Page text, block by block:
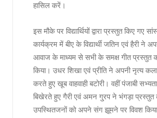
हासिल करें।
इस मौके पर विद्यार्थियों द्वारा प्रस्तुत किए गए
कार्यक्रम में बीए के विद्यार्थी जतिन एवं हैरी ने
आवाज के माध्यम से सभी के समक्ष गीत प्रस्तुत
किया। उधर शिखा एवं प्रीति ने अपनी नृत्य
करते हुए खूब वाहवाही बटोरी। वहीं पंजाबी
बिखेरते हुए गैरी एवं अमन गु्रप ने भंगड़ा
उपस्थितजनों को अपने संग झूमने पर विवश